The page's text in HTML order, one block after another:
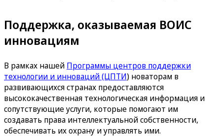
Поддержка, оказываемая ВОИС
инновациям
В рамках нашей Программы центров поддержки
технологии и инноваций (ЦПТИ) новаторам в
развивающихся странах предоставляются
высококачественная технологическая информация и
сопутствующие услуги, которые помогают им
создавать права интеллектуальной собственности,
обеспечивать их охрану и управлять ими.